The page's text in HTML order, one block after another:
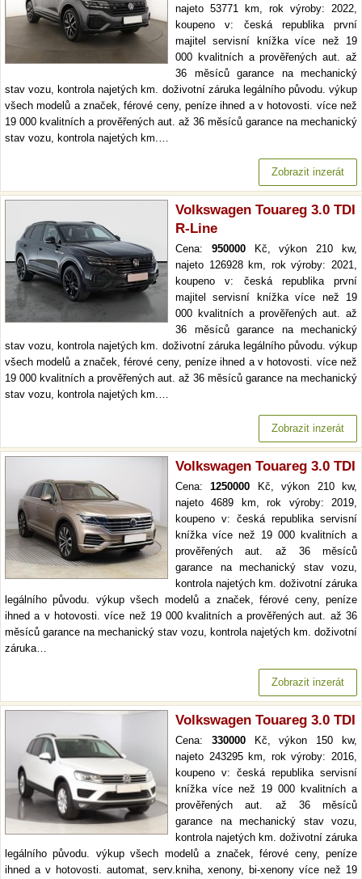
najeto 53771 km, rok výroby: 2022,
koupeno v: česká republika první
majitel servisní knížka více než 19
000 kvalitních a prověřených aut. až
36 měsíců garance na mechanický
stav vozu, kontrola najetých km. doživotní záruka legálního původu. výkup
všech modelů a značek, férové ceny, peníze ihned a v hotovosti. více než
19 000 kvalitních a prověřených aut. až 36 měsíců garance na mechanický
stav vozu, kontrola najetých km.…
Zobrazit inzerát
Volkswagen Touareg 3.0 TDI
R-Line
Cena: 950000Kč, výkon 210 kw,
najeto 126928 km, rok výroby: 2021,
koupeno v: česká republika první
majitel servisní knížka více než 19
000 kvalitních a prověřených aut. až
36 měsíců garance na mechanický
stav vozu, kontrola najetých km. doživotní záruka legálního původu. výkup
všech modelů a značek, férové ceny, peníze ihned a v hotovosti. více než
19 000 kvalitních a prověřených aut. až 36 měsíců garance na mechanický
stav vozu, kontrola najetých km.…
Zobrazit inzerát
Volkswagen Touareg 3.0 TDI
Cena:1250000 Kč, výkon 210 kw,
najeto 4689 km, rok výroby: 2019,
koupeno v: česká republika servisní
knížka více než 19 000 kvalitních a
prověřených aut. až 36 měsíců
garance na mechanický stav vozu,
kontrola najetých km. doživotní záruka
legálního původu. výkup všech modelů a značek, férové ceny, peníze
ihned a v hotovosti. více než 19 000 kvalitních a prověřených aut. až 36
měsíců garance na mechanický stav vozu, kontrola najetých km. doživotní
záruka…
Zobrazit inzerát
Volkswagen Touareg 3.0 TDI
Cena: 330000Kč, výkon 150 kw,
najeto 243295 km, rok výroby: 2016,
koupeno v: česká republika servisní
knížka více než 19 000 kvalitních a
prověřených aut. až 36 měsíců
garance na mechanický stav vozu,
kontrola najetých km. doživotní záruka
legálního původu. výkup všech modelů a značek, férové ceny, peníze
ihned a v hotovosti. automat, serv.kniha, xenony, bi-xenony více než 19